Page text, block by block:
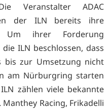
Veranstalter ADAC
der ILN bereits ihre
Um ihrer Forderung
ILN beschlossen, dass
bis zur Umsetzung nicht
am Nürburgring starten
zählen viele bekannte
Racing, Frikadelli